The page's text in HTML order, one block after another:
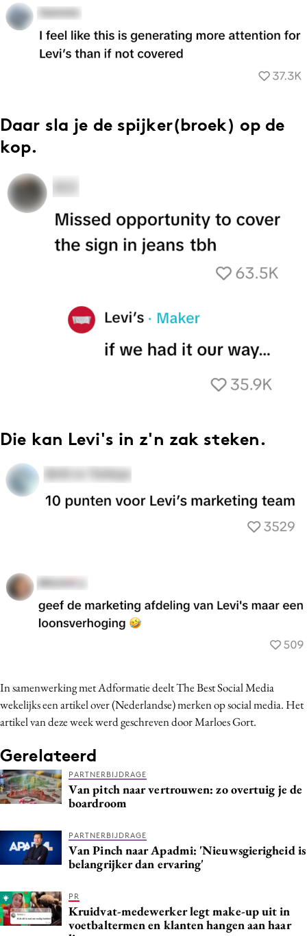
Daar sla je de spijker(broek) op de
kop.
Die kan Levi's in z'n zak steken.
In samenwerking met Adformatie deelt The Best Social Media
wekelijks een artikel over (Nederlandse) merken op social media. Het
artikel van deze week werd geschreven door Marloes Gort.
Gerelateerd
PARTNERBIJDRAGE
Van pitch naar vertrouwen: zo overtuig je de
boardroom
PARTNERBIJDRAGE
Van Pinch naar Apadmi: 'Nieuwsgierigheid is
belangrijker dan ervaring'
PR
Kruidvat-medewerker legt make-up uit in
voetbaltermen en klanten hangen aan haar